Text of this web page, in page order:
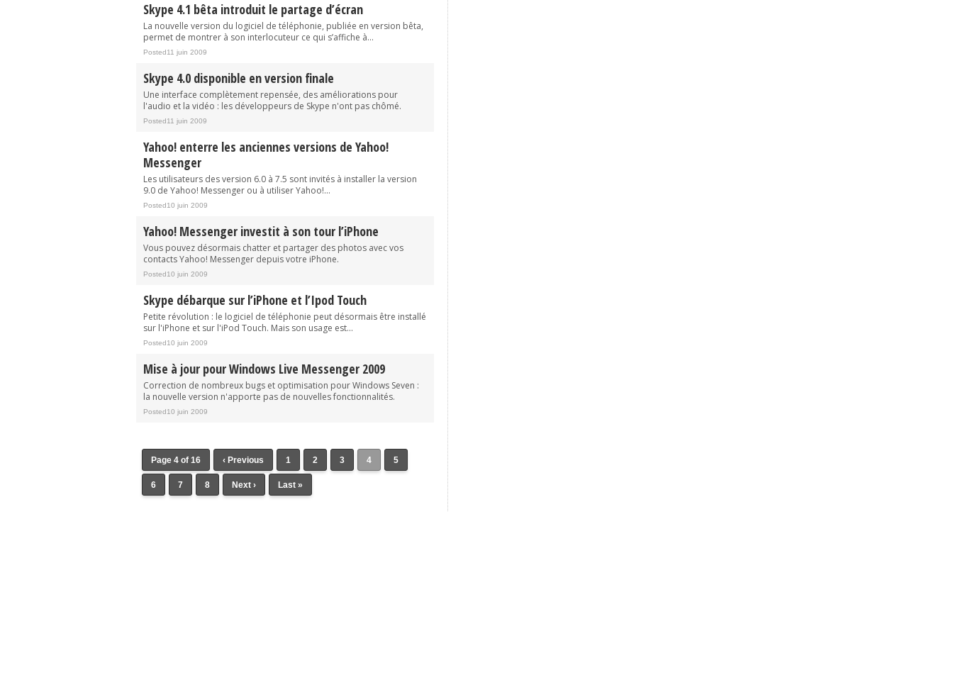
Skype 4.1 bêta introduit le partage d’écran
La nouvelle version du logiciel de téléphonie, publiée en version bêta,
permet de montrer à son interlocuteur ce qui s’affiche à...
Posted11 juin 2009
Skype 4.0 disponible en version finale
Une interface complètement repensée, des améliorations pour
l'audio et la vidéo : les développeurs de Skype n'ont pas chômé.
Posted11 juin 2009
Yahoo! enterre les anciennes versions de Yahoo!
Messenger
Les utilisateurs des version 6.0 à 7.5 sont invités à installer la version
9.0 de Yahoo! Messenger ou à utiliser Yahoo!...
Posted10 juin 2009
Yahoo! Messenger investit à son tour l’iPhone
Vous pouvez désormais chatter et partager des photos avec vos
contacts Yahoo! Messenger depuis votre iPhone.
Posted10 juin 2009
Skype débarque sur l’iPhone et l’Ipod Touch
Petite révolution : le logiciel de téléphonie peut désormais être installé
sur l'iPhone et sur l'iPod Touch. Mais son usage est...
Posted10 juin 2009
Mise à jour pour Windows Live Messenger 2009
Correction de nombreux bugs et optimisation pour Windows Seven :
la nouvelle version n'apporte pas de nouvelles fonctionnalités.
Posted10 juin 2009
Page 4 of 16 ‹ Previous 1 2 3 4 5
6 7 8 Next › Last »